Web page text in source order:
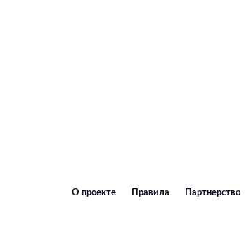
О проекте Правила Партнерство